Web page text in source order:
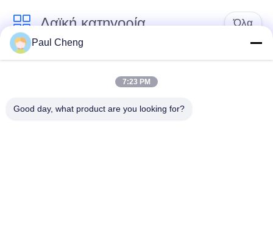
Λαϊκή κατηγορία Όλα
Εκσκαφέας
Τελικό Drive
εκσκαφέων
εργαλείο
Paul Cheng
7:23 PM
Good day, what product are you looking for?